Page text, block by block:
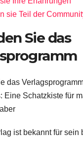
sie Teil der
Sie das
das
Eine Schatzkiste für
ist bekannt für sein